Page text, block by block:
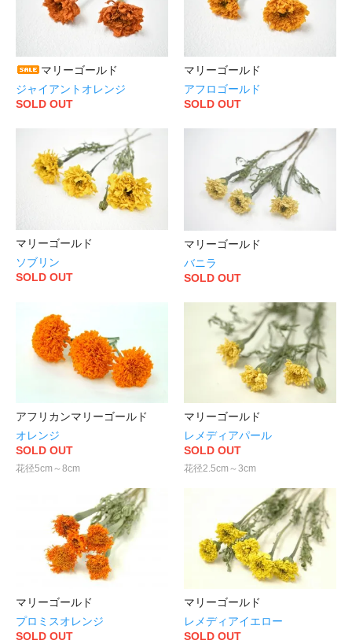
マリーゴールド
ジャイアントオレンジ
SOLD OUT
マリーゴールド
アフロゴールド
SOLD OUT
マリーゴールド
ソブリン
SOLD OUT
マリーゴールド
バニラ
SOLD OUT
アフリカンマリーゴールド
オレンジ
SOLD OUT
花径5cm～8cm
マリーゴールド
レメディアパール
SOLD OUT
花径2.5cm～3cm
マリーゴールド
プロミスオレンジ
SOLD OUT
マリーゴールド
レメディアイエロー
SOLD OUT